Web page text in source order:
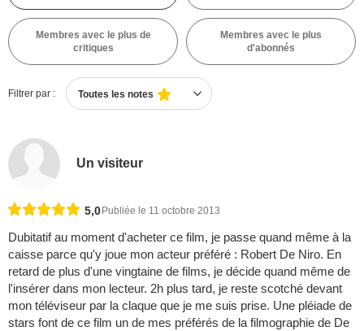
Membres avec le plus de
critiques
Membres avec le plus
d'abonnés
Filtrer par : Toutes les notes
Un visiteur
5,0 Publiée le 11 octobre 2013
Dubitatif au moment d'acheter ce film, je passe quand même à la
caisse parce qu'y joue mon acteur préféré : Robert De Niro. En
retard de plus d'une vingtaine de films, je décide quand même de
l'insérer dans mon lecteur. 2h plus tard, je reste scotché devant
mon téléviseur par la claque que je me suis prise. Une pléiade de
stars font de ce film un de mes préférés de la filmographie de De